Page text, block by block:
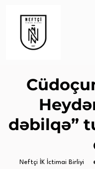
dəbilqə”
Neftçi İK İctimai Birliyi